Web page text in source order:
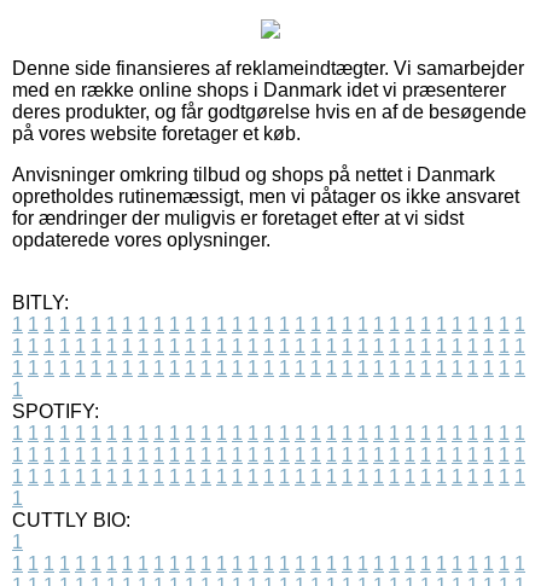
Denne side finansieres af reklameindtægter. Vi samarbejder
med en række online shops i Danmark idet vi præsenterer
deres produkter, og får godtgørelse hvis en af de besøgende
på vores website foretager et køb.
Anvisninger omkring tilbud og shops på nettet i Danmark
opretholdes rutinemæssigt, men vi påtager os ikke ansvaret
for ændringer der muligvis er foretaget efter at vi sidst
opdaterede vores oplysninger.
BITLY:
1 1 1 1 1 1 1 1 1 1 1 1 1 1 1 1 1 1 1 1 1 1 1 1 1 1 1 1 1 1 1 1 1
1 1 1 1 1 1 1 1 1 1 1 1 1 1 1 1 1 1 1 1 1 1 1 1 1 1 1 1 1 1 1 1 1
1 1 1 1 1 1 1 1 1 1 1 1 1 1 1 1 1 1 1 1 1 1 1 1 1 1 1 1 1 1 1 1 1
1
SPOTIFY:
1 1 1 1 1 1 1 1 1 1 1 1 1 1 1 1 1 1 1 1 1 1 1 1 1 1 1 1 1 1 1 1 1
1 1 1 1 1 1 1 1 1 1 1 1 1 1 1 1 1 1 1 1 1 1 1 1 1 1 1 1 1 1 1 1 1
1 1 1 1 1 1 1 1 1 1 1 1 1 1 1 1 1 1 1 1 1 1 1 1 1 1 1 1 1 1 1 1 1
1
CUTTLY BIO:
1
1 1 1 1 1 1 1 1 1 1 1 1 1 1 1 1 1 1 1 1 1 1 1 1 1 1 1 1 1 1 1 1 1